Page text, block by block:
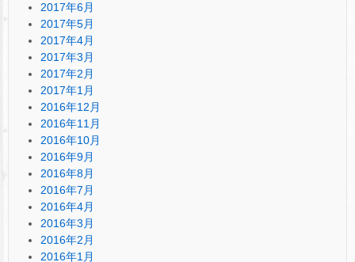
2017年6月
2017年5月
2017年4月
2017年3月
2017年2月
2017年1月
2016年12月
2016年11月
2016年10月
2016年9月
2016年8月
2016年7月
2016年4月
2016年3月
2016年2月
2016年1月